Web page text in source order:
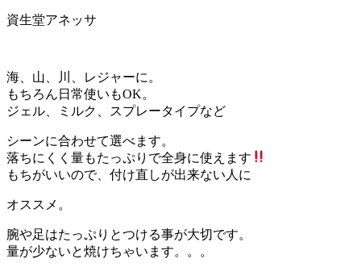
資生堂アネッサ
海、山、川、レジャーに。
もちろん日常使いもOK。
ジェル、ミルク、スプレータイプなど
シーンに合わせて選べます。
落ちにくく量もたっぷりで全身に使えます
もちがいいので、付け直しが出来ない人に
オススメ。
腕や足はたっぷりとつける事が大切です。
量が少ないと焼けちゃいます。。。